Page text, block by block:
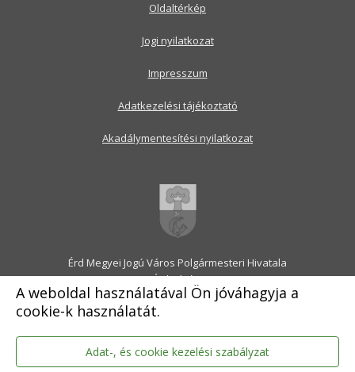
A weboldal használatával Ön jóváhagyja a
cookie-k használatát.
Adat-, és cookie kezelési szabályzat
Érd Megyei Jogú Város Polgármesteri Hivatala
2030 Érd, Alsó utca 1.
Levélcím: 2031 Érd, Pf.: 31
E-mail:onkormanyzat@erd.hu
Telefonközpont:06-23-522-300
Ügyfélszolgálat:06-23-522-301
Hivatali Kapu: ERDPH
Oldaltérkép
Jogi nyilatkozat
Impresszum
Adatkezelési tájékoztató
Akadálymentesítési nyilatkozat